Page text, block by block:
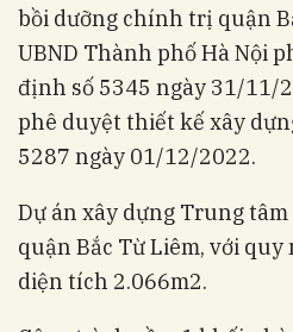
bồi dưỡng chính trị quận
UBND Thành phố Hà Nội
định số 5345 ngày 31/11/
phê duyệt thiết kế xây
5287 ngày 01/12/2022.
Dự án xây dựng Trung
quận Bắc Từ Liêm, với
diện tích 2.066m2.